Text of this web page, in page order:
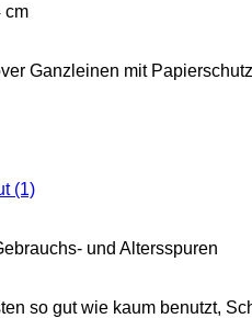
cm
Ganzleinen mit
(1)
und Altersspuren
so gut wie kaum benutzt,